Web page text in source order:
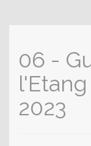
06 -
2023